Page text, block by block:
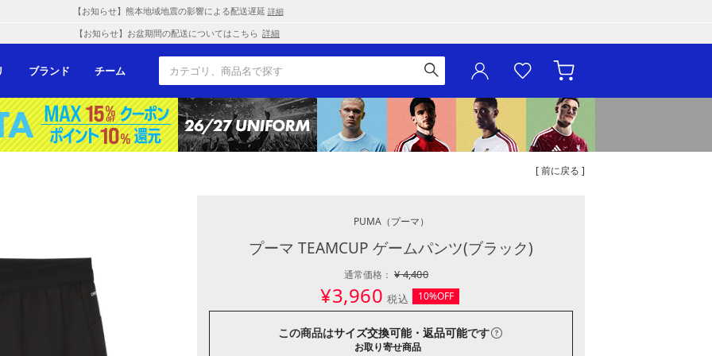
【お知らせ】熊本地域地震の影響による配送遅延 詳細
【お知らせ】お盆期間の配送についてはこちら 詳細
ブランド チーム
[ 前に戻る ]
PUMA（プーマ）
プーマ TEAMCUP ゲームパンツ(ブラック)
通常価格：¥ 4,400
¥3,960 税込 10%OFF
この商品はサイズ交換可能・返品可能です
お取り寄せ商品